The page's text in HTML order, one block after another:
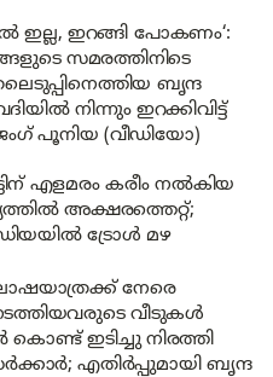
ഇല്ല, ഇറങ്ങി പോകണം‘:
സമരത്തിനിടെ
ബൃന്ദ
നിന്നും ഇറക്കിവിട്ട്
പൂനിയ (വീഡിയോ)
എളമരം കരീം നൽകിയ
അക്ഷരത്തെറ്റ്;
ട്രോൾ മഴ
നേരെ
വീടുകൾ
ഇടിച്ചു നിരത്തി
എതിർപ്പുമായി ബൃന്ദ